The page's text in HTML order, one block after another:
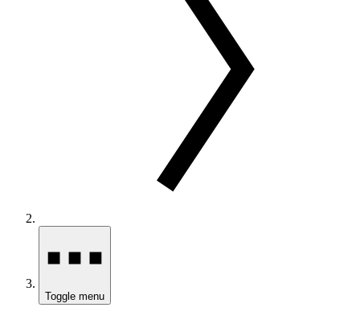
Toggle menu